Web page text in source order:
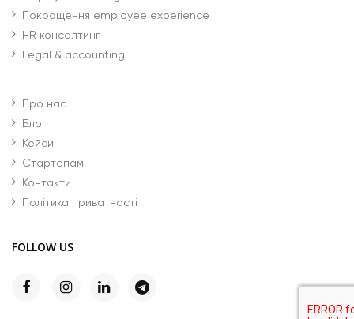
Покращення employee experience
HR консалтинг
Legal & accounting
Про нас
Блог
Кейси
Стартапам
Контакти
Політика приватності
FOLLOW US